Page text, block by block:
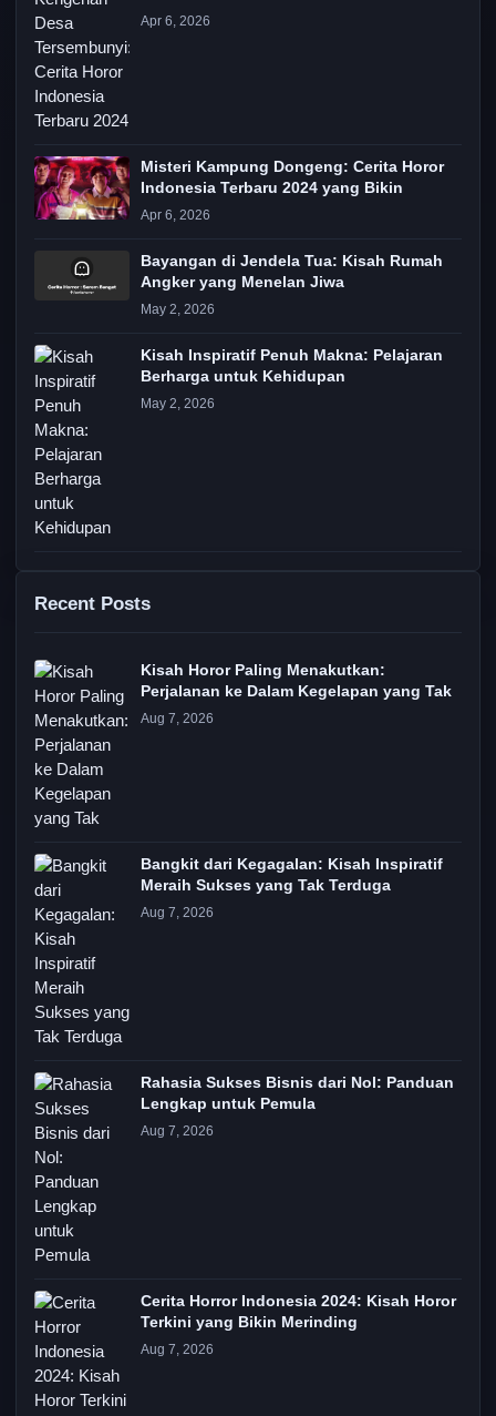
Apr 6, 2026
Misteri Kampung Dongeng: Cerita Horor
Indonesia Terbaru 2024 yang Bikin
Apr 6, 2026
Bayangan di Jendela Tua: Kisah Rumah
Angker yang Menelan Jiwa
May 2, 2026
Kisah Inspiratif Penuh Makna: Pelajaran
Berharga untuk Kehidupan
May 2, 2026
Recent Posts
Kisah Horor Paling Menakutkan:
Perjalanan ke Dalam Kegelapan yang Tak
Aug 7, 2026
Bangkit dari Kegagalan: Kisah Inspiratif
Meraih Sukses yang Tak Terduga
Aug 7, 2026
Rahasia Sukses Bisnis dari Nol: Panduan
Lengkap untuk Pemula
Aug 7, 2026
Cerita Horror Indonesia 2024: Kisah Horor
Terkini yang Bikin Merinding
Aug 7, 2026